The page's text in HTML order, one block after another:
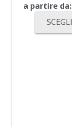
a partire da:
SCEGLI